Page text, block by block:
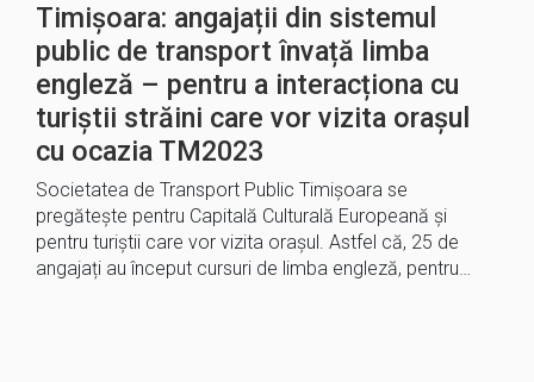
Timișoara: angajații din sistemul
public de transport învață limba
engleză – pentru a interacționa cu
turiștii străini care vor vizita orașul
cu ocazia TM2023
Societatea de Transport Public Timișoara se
pregătește pentru Capitală Culturală Europeană și
pentru turiștii care vor vizita orașul. Astfel că, 25 de
angajați au început cursuri de limba engleză, pentru…